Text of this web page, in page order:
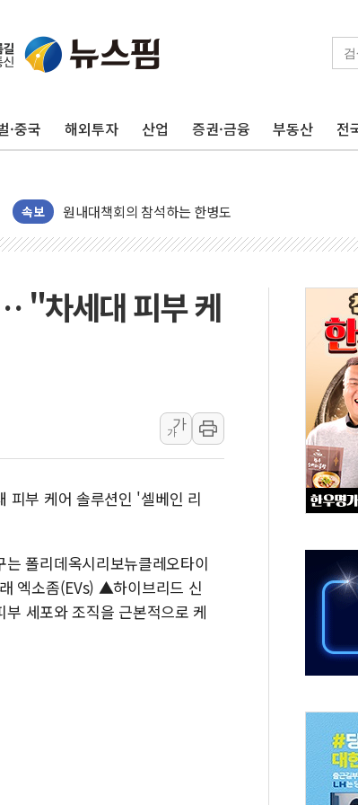
·중국 해외투자 산업 증권·금융 부동산 전
속보
美 민주, 트럼프 측에 200만 달러 건넨 韓기업 조사…
지방공기업 경영평가, 서울농수산식품공사 등 20곳
"35초마다 중국과 통신"...美보안기업, 중국제 공유
한병도 "막말 정치를 좌시하지 않겠다"
AIA그룹, 12년 연속 MDRT 회원 수 세계 1위…국내 회
[컨콜] 네이버, 멤버십 연계 배송 혜택 강화...새벽 배
[특징주] 포스코퓨처엠, LFP 장기공급 합의에 7%대
HDC랩스, 'BUILD CON SUMMIT 2026' 참가
와이즈버즈, 상반기 매출 245억원…순이익 흑자 전환
배준영 의원 "거주 사용 형태에 따른 중과세는 과세
[컨콜] 네이버, AI탭 월간 활성 이용자수 1000만 돌파
[컨콜] 네이버, "엔비디아와 공고한 파트너십 이어갈
美공화, 韓 '개정 정통망법'에 항의 서한…"표현의 자
롯데쇼핑, 백화점이 이끈 반등...2분기 영업이익
합수본, '투표율 조작 의혹' 서울·경기·충북 선관위
벤처업계 "정부 세제개편안 환영...RSU 세제지원 긍정
"차세대 피부 케
가
가
피부 케어 솔루션인 '셀베인 리
폴리데옥시리보뉴클레오타이
엑소좀(EVs) ▲하이브리드 신
세포와 조직을 근본적으로 케